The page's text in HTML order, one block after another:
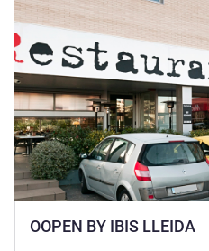
OOPEN BY IBIS LLEIDA